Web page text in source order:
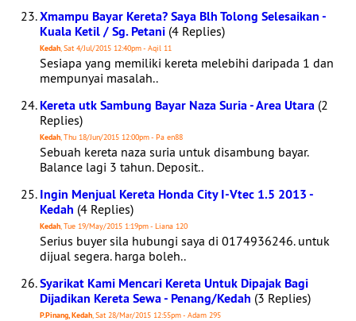
Xmampu Bayar Kereta? Saya Blh Tolong Selesaikan -
Kuala Ketil / Sg. Petani (4 Replies)
Kedah, Sat 4/Jul/2015 12:40pm - Aqil 11
Sesiapa yang memiliki kereta melebihi daripada 1 dan
mempunyai masalah..
Kereta utk Sambung Bayar Naza Suria - Area Utara (2
Replies)
Kedah, Thu 18/Jun/2015 12:00pm - Pa en88
Sebuah kereta naza suria untuk disambung bayar.
Balance lagi 3 tahun. Deposit..
Ingin Menjual Kereta Honda City I-Vtec 1.5 2013 -
Kedah (4 Replies)
Kedah, Tue 19/May/2015 1:19pm - Liana 120
Serius buyer sila hubungi saya di 0174936246. untuk
dijual segera. harga boleh..
Syarikat Kami Mencari Kereta Untuk Dipajak Bagi
Dijadikan Kereta Sewa - Penang/Kedah (3 Replies)
P.Pinang, Kedah, Sat 28/Mar/2015 12:55pm - Adam 295